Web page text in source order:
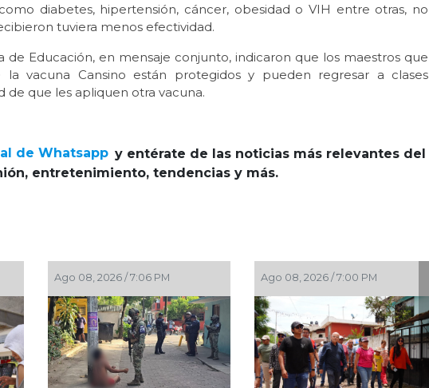
diabetes, hipertensión, cáncer, obesidad o VIH entre otras, no
tuviera menos efectividad.
de Educación, en mensaje conjunto, indicaron que los maestros que
la vacuna Cansino están protegidos y pueden regresar a clases
de que les apliquen otra vacuna.
de Whatsapp y entérate de las noticias más relevantes del
entretenimiento, tendencias y más.
Ago 08, 2026 / 4:34 PM Ago 08, 2026 / 3:34 PM